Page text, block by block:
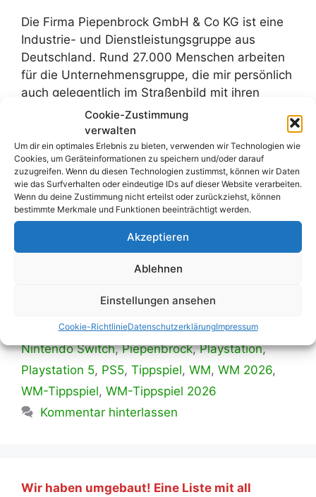
Cookie-Zustimmung
verwalten
Um dir ein optimales Erlebnis zu bieten, verwenden wir Technologien wie
Cookies, um Geräteinformationen zu speichern und/oder darauf
zuzugreifen. Wenn du diesen Technologien zustimmst, können wir Daten
wie das Surfverhalten oder eindeutige IDs auf dieser Website verarbeiten.
Wenn du deine Zustimmung nicht erteilst oder zurückziehst, können
bestimmte Merkmale und Funktionen beeinträchtigt werden.
Akzeptieren
Ablehnen
Einstellungen ansehen
Cookie-RichtlinieDatenschutzerklärungImpressum
Die Firma Piepenbrock GmbH & Co KG ist eine
Industrie- und Dienstleistungsgruppe aus
Deutschland. Rund 27.000 Menschen arbeiten
für die Unternehmensgruppe, die mir persönlich
auch gelegentlich im Straßenbild mit ihren
Fahrzeugen auffällt. Sie wird in der vierten
Generation in Familienhand geführt. Beim
Tätigkeitsfeld handelt es sich um
Gebäudedienstleistungen.
Weiterlesen
Gewinnspiele,Kicktipp
Apple Airpods,Apple iPad
gewinnspiel,Gutschein,
Kaffeevollautomat,Kicktipp,NINJA,Nintendo
Nintendo Switch,Piepenbrock,Playstation,
Playstation 5, PS5, Tippspiel, WM, WM 2026,
WM-Tippspiel, WM-Tippspiel 2026
Kommentar hinterlassen
Wir haben umgebaut! Eine Liste mit all